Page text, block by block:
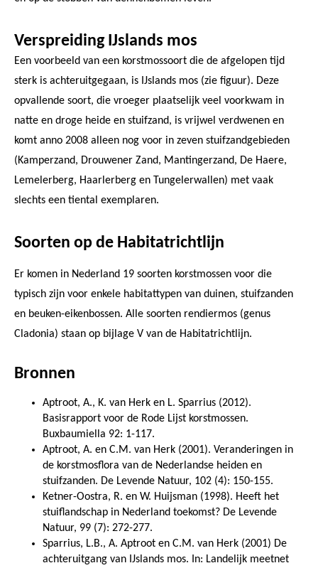
Verspreiding IJslands mos
Een voorbeeld van een korstmossoort die de afgelopen tijd
sterk is achteruitgegaan, is IJslands mos (zie figuur). Deze
opvallende soort, die vroeger plaatselijk veel voorkwam in
natte en droge heide en stuifzand, is vrijwel verdwenen en
komt anno 2008 alleen nog voor in zeven stuifzandgebieden
(Kamperzand, Drouwener Zand, Mantingerzand, De Haere,
Lemelerberg, Haarlerberg en Tungelerwallen) met vaak
slechts een tiental exemplaren.
Soorten op de Habitatrichtlijn
Er komen in Nederland 19 soorten korstmossen voor die
typisch zijn voor enkele habitattypen van duinen, stuifzanden
en beuken-eikenbossen. Alle soorten rendiermos (genus
Cladonia) staan op bijlage V van de Habitatrichtlijn.
Bronnen
Aptroot, A., K. van Herk en L. Sparrius (2012).
Basisrapport voor de Rode Lijst korstmossen.
Buxbaumiella 92: 1-117.
Aptroot, A. en C.M. van Herk (2001). Veranderingen in
de korstmosflora van de Nederlandse heiden en
stuifzanden. De Levende Natuur, 102 (4): 150-155.
Ketner-Oostra, R. en W. Huijsman (1998). Heeft het
stuiflandschap in Nederland toekomst? De Levende
Natuur, 99 (7): 272-277.
Sparrius, L.B., A. Aptroot en C.M. van Herk (2001) De
achteruitgang van IJslands mos. In: Landelijk meetnet